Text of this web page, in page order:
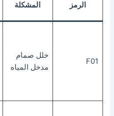
الرمز المشكلة
F01
خلل صمام
مدخل المياه